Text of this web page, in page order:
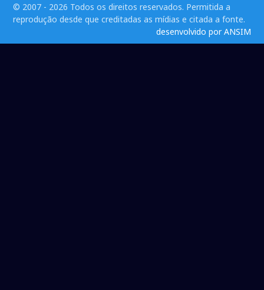
© 2007 - 2026 Todos os direitos reservados. Permitida a
reprodução desde que creditadas as mídias e citada a fonte.
desenvolvido por ANSIM